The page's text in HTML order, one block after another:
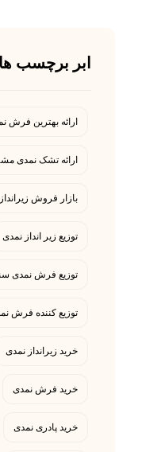
ابر برچسب ها
ارائه بهترین فرش
ارائه تشک نمدی
بازار فروش
توزیع زیر انداز نمدی
توزیع فرش نمدی
توزیع کننده فرش
خرید زیرانداز نمدی
خرید فرش نمدی
خرید پادری نمدی